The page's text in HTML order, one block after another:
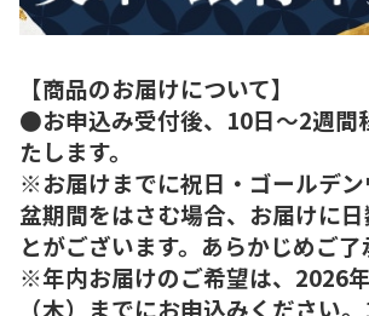
【商品のお届けについて】
●お申込み受付後、10日～2週間
たします。
※お届けまでに祝日・ゴールデ
盆期間をはさむ場合、お届けに
とがございます。あらかじめご了
※年内お届けのご希望は、2026
（木）までにお申込みください